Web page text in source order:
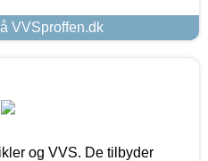
VVSproffen.dk
og VVS. De tilbyder